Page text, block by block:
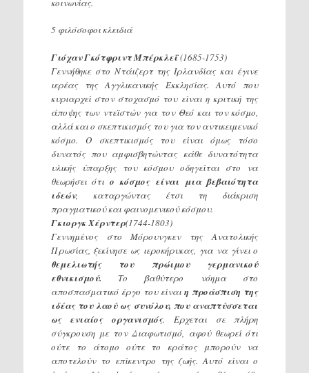
5 φιλόσοφοι κλειδιά
Γιόχαν Γκότφριντ Μπέρκλεϊ(1685-1753)
Γεννήθηκε στο Ντάιζερτ της Ιρλανδίας και έγινε
ιερέας της Αγγλικανικής Εκκλησίας. Αυτό που
κυριαρχεί στον στοχασμό του είναι η κριτική της
άποψης των ντεϊστών για τον Θεό και τον κόσμο,
αλλά και ο σκεπτικισμός του για τον αντικειμενικό
κόσμο. Ο σκεπτικισμός του είναι όμως τόσο
δυνατός που αμφισβητώντας κάθε δυνατότητα
υλικής ύπαρξης του κόσμου οδηγείται στο να
θεωρήσει ότι ο κόσμος είναι μια βεβαιότητα
ιδεών, καταργώντας έτσι τη διάκριση
πραγματικού και φαινομενικού κόσμου.
Γκιοργκ Χέρντερ(1744-1803)
Γεννημένος στο Μόρουνγκεν της Ανατολικής
Πρωσίας, ξεκίνησε ως ιεροκήρυκας, για να γίνει ο
θεμελιωτής του πρώιμου γερμανικού
εθνικισμού. Το βαθύτερο νόημα στο
αποσπασματικό έργο του είναιη προάσπιση της
ιδέας του λαού ως συνόλου, που αναπτύσσεται
ως ενιαίος οργανισμός. Ερχεται σε πλήρη
σύγκρουση με τον Διαφωτισμό, αφού θεωρεί ότι
ούτε το άτομο ούτε το κράτος μπορούν να
αποτελούν το επίκεντρο της ζωής. Αυτό είναι ο